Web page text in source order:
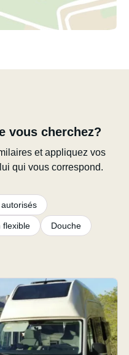
vous cherchez?
et appliquez vos
qui vous correspond.
flexible Douche